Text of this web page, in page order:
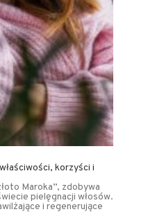
korzyści i
Maroka”, zdobywa
pielęgnacji włosów.
i regenerujące